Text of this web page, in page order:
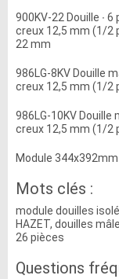
900KV-22 Douille ∙
creux 12,5 mm (1/2
22 mm
986LG-8KV Douille
creux 12,5 mm (1/2
986LG-10KV
creux 12,5 mm (1/2
Module 344x392mm
Mots clés :
module douilles
HAZET, douilles
26 pièces
Questions